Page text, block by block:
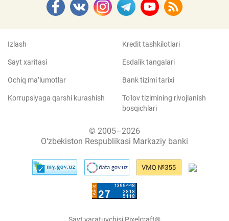
Izlash
Sayt xaritasi
Ochiq ma’lumotlar
Korrupsiyaga qarshi kurashish
Kredit tashkilotlari
Esdalik tangalari
Bank tizimi tarixi
To‘lov tizimining rivojlanish
bosqichlari
© 2005–2026
O‘zbekiston Respublikasi Markaziy banki